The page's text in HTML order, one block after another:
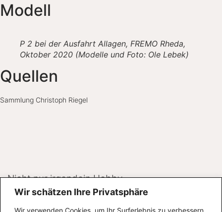
Wir schätzen Ihre Privatsphäre
Wir verwenden Cookies, um Ihr Surferlebnis zu verbessern.
Modell
P 2 bei der Ausfahrt Allagen, FREMO Rheda,
Oktober 2020 (Modelle und Foto: Ole Lebek)
Quellen
Sammlung Christoph Riegel
Nicht nur irgendein Hobby.
Pure Leidenschaft!